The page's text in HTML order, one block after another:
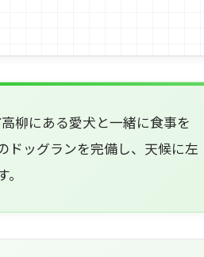
柳にある愛犬と一緒に食事を
ドッグランを完備し、天候に左